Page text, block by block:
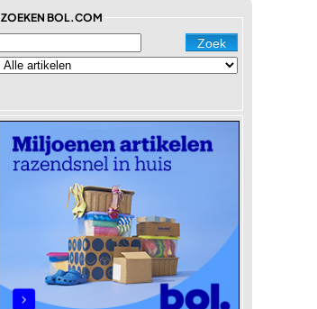
ZOEKEN BOL.COM